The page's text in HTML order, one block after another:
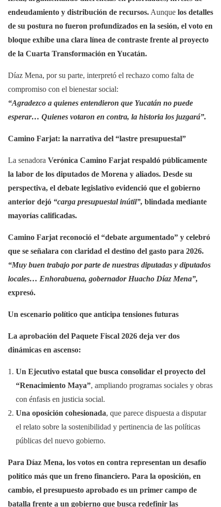
endeudamiento y distribución de recursos. Aunque los detalles
de su postura no fueron profundizados en la sesión, el voto en
bloque exhibe una clara línea de contraste frente al proyecto
de la Cuarta Transformación en Yucatán.
Díaz Mena, por su parte, interpretó el rechazo como falta de
compromiso con el bienestar social:
“Agradezco a quienes entendieron que Yucatán no puede
esperar… Quienes votaron en contra, la historia los juzgará”.
Camino Farjat: la narrativa del “lastre presupuestal”
La senadora Verónica Camino Farjat respaldó públicamente
la labor de los diputados de Morena y aliados. Desde su
perspectiva, el debate legislativo evidenció que el gobierno
anterior dejó “carga presupuestal inútil”, blindada mediante
mayorías calificadas.
Camino Farjat reconoció el “debate argumentado” y celebró
que se señalara con claridad el destino del gasto para 2026.
“Muy buen trabajo por parte de nuestras diputadas y diputados
locales… Enhorabuena, gobernador Huacho Díaz Mena”,
expresó.
Un escenario político que anticipa tensiones futuras
La aprobación del Paquete Fiscal 2026 deja ver dos
dinámicas en ascenso:
Un Ejecutivo estatal que busca consolidar el proyecto del
“Renacimiento Maya”, ampliando programas sociales y obras
con énfasis en justicia social.
Una oposición cohesionada, que parece dispuesta a disputar
el relato sobre la sostenibilidad y pertinencia de las políticas
públicas del nuevo gobierno.
Para Díaz Mena, los votos en contra representan un desafío
político más que un freno financiero. Para la oposición, en
cambio, el presupuesto aprobado es un primer campo de
batalla frente a un gobierno que busca redefinir las